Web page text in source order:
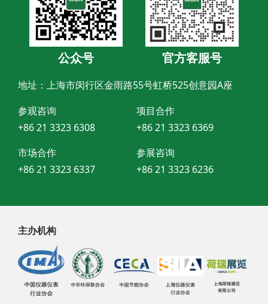
公众号 官方客服号
地址：上海市闵行区金雨路55号虹桥525创意园A座
参观咨询
+86 21 3323 6308
项目合作
+86 21 3323 6369
市场合作
+86 21 3323 6337
参展咨询
+86 21 3323 6236
主办机构